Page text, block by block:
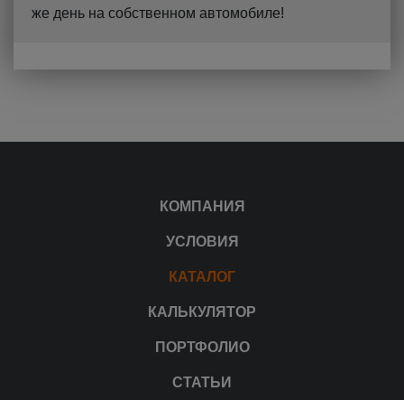
же день на собственном автомобиле!
КОМПАНИЯ
УСЛОВИЯ
КАТАЛОГ
КАЛЬКУЛЯТОР
ПОРТФОЛИО
СТАТЬИ